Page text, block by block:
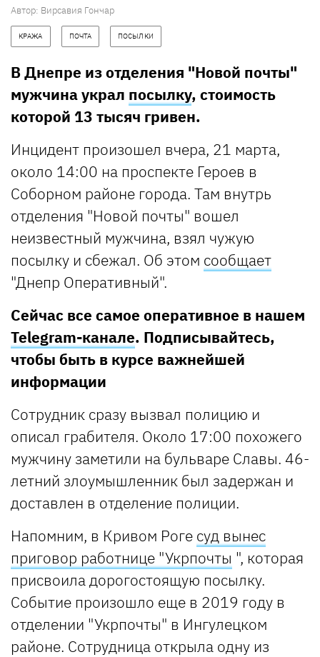
Автор: Вирсавия Гончар
КРАЖА ПОЧТА ПОСЫЛКИ
В Днепре из отделения "Новой почты"
мужчина украл посылку, стоимость
которой 13 тысяч гривен.
Инцидент произошел вчера, 21 марта,
около 14:00 на проспекте Героев в
Соборном районе города. Там внутрь
отделения "Новой почты" вошел
неизвестный мужчина, взял чужую
посылку и сбежал. Об этом сообщает
"Днепр Оперативный".
Сейчас все самое оперативное в нашем
Telegram-канале. Подписывайтесь,
чтобы быть в курсе важнейшей
информации
Сотрудник сразу вызвал полицию и
описал грабителя. Около 17:00 похожего
мужчину заметили на бульваре Славы. 46-
летний злоумышленник был задержан и
доставлен в отделение полиции.
Напомним, в Кривом Роге суд вынес
приговор работнице "Укрпочты ", которая
присвоила дорогостоящую посылку.
Событие произошло еще в 2019 году в
отделении "Укрпочты" в Ингулецком
районе. Сотрудница открыла одну из